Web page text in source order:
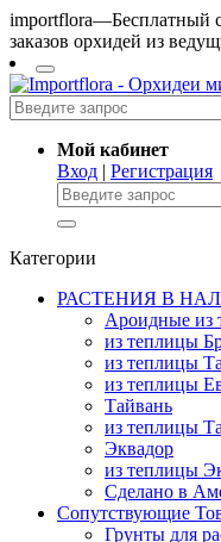
importflora—Бесплатный
заказов орхидей из
Мой кабинет
Вход | Регистрация
Категории
РАСТЕНИЯ В
Ароидные из
из теплицы
из теплицы
из теплицы
Тайвань
из теплицы
Эквадор
из теплицы
Сделано в
Сопутствующие
Грунты для